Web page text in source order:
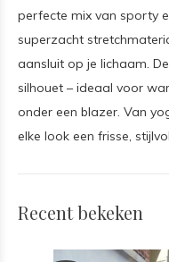
perfecte mix van sporty
superzacht
aansluit op je lichaam.
silhouet – ideaal voor
onder een blazer. Van
elke look een frisse,
Recent bekeken